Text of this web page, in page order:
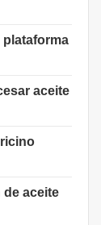
aceite
de aceite